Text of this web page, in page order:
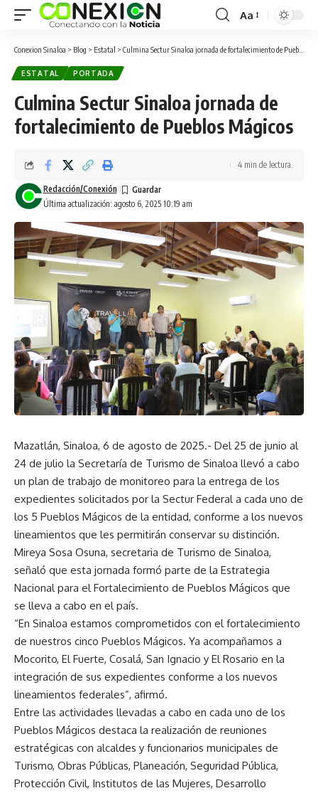
Aa
Conexion Sinaloa > Blog > Estatal > Culmina Sectur Sinaloa jornada de fortalecimiento de Pueblos Mágicos
ESTATAL PORTADA
Culmina Sectur Sinaloa jornada de
fortalecimiento de Pueblos Mágicos
Última actualización: agosto 6, 2025 10:19 am
Redacción/Conexión
4 min de lectura.
Mazatlán, Sinaloa, 6 de agosto de 2025.- Del 25 de junio al
24 de julio la Secretaría de Turismo de Sinaloa llevó a cabo
un plan de trabajo de monitoreo para la entrega de los
expedientes solicitados por la Sectur Federal a cada uno de
los 5 Pueblos Mágicos de la entidad, conforme a los nuevos
lineamientos que les permitirán conservar su distinción.
Mireya Sosa Osuna, secretaria de Turismo de Sinaloa,
señaló que esta jornada formó parte de la Estrategia
Nacional para el Fortalecimiento de Pueblos Mágicos que
se lleva a cabo en el país.
“En Sinaloa estamos comprometidos con el fortalecimiento
de nuestros cinco Pueblos Mágicos. Ya acompañamos a
Mocorito, El Fuerte, Cosalá, San Ignacio y El Rosario en la
integración de sus expedientes conforme a los nuevos
lineamientos federales”, afirmó.
Entre las actividades llevadas a cabo en cada uno de los
Pueblos Mágicos destaca la realización de reuniones
estratégicas con alcaldes y funcionarios municipales de
Turismo, Obras Públicas, Planeación, Seguridad Pública,
Protección Civil, Institutos de las Mujeres, Desarrollo